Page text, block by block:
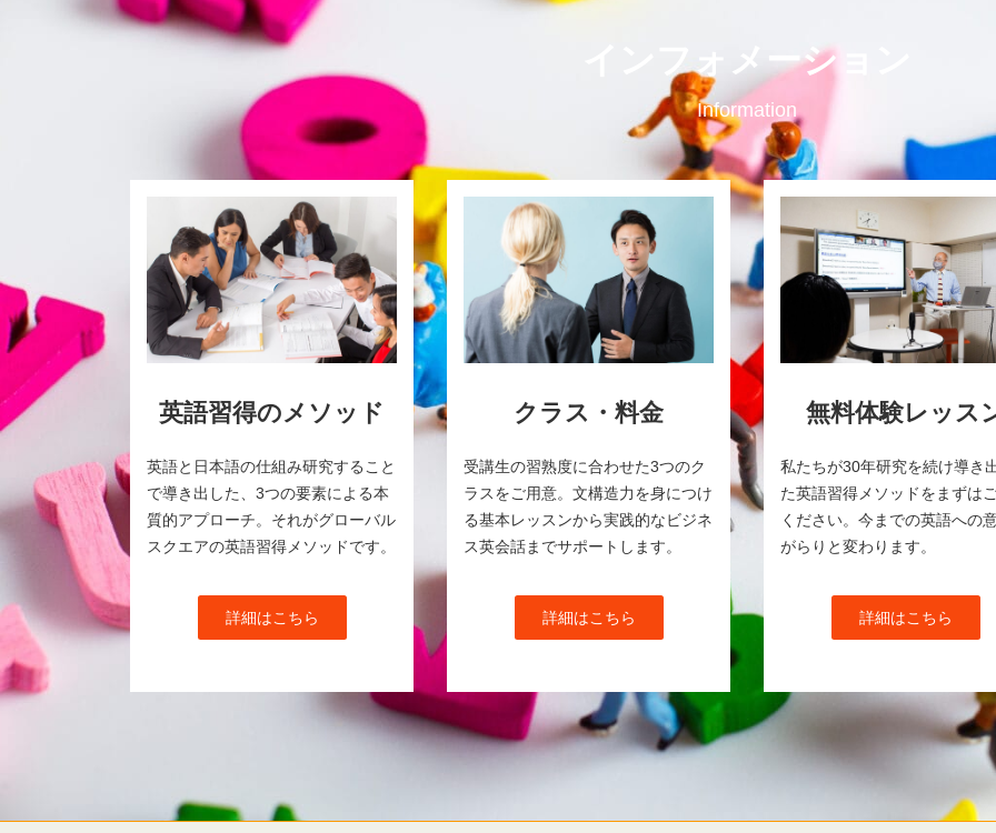
インフォメーション
Information
英語習得のメソッド
英語と日本語の仕組み研究すること
で導き出した、3つの要素による本
質的アプローチ。それがグローバル
スクエアの英語習得メソッドです。
詳細はこちら
クラス・料金
受講生の習熟度に合わせた3つのク
ラスをご用意。文構造力を身につけ
る基本レッスンから実践的なビジネ
ス英会話までサポートします。
詳細はこちら
無料体験レッス
私たちが30年研究を続け導き
た英語習得メソッドをまずは
ください。今までの英語への
がらりと変わります。
詳細はこちら